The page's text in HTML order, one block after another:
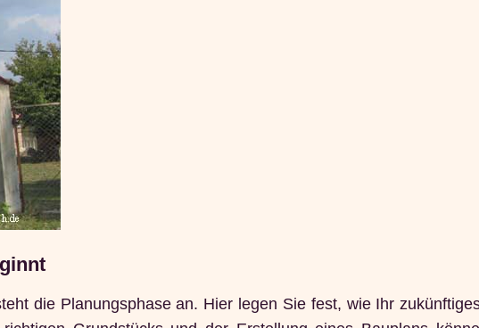
die Planungsphase an. Hier legen Sie fest, wie Ihr